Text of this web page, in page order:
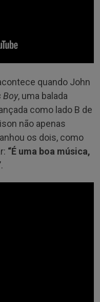
quando John
Boy, uma balada
como lado B de
não apenas
os dois, como
“É uma boa música,
.